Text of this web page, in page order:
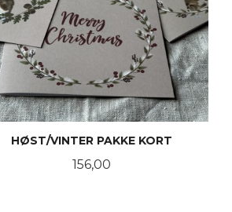
HØST/VINTER PAKKE KORT
Pris
156,00